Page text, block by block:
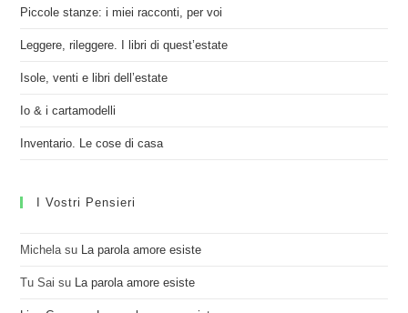
Piccole stanze: i miei racconti, per voi
Leggere, rileggere. I libri di quest’estate
Isole, venti e libri dell’estate
Io & i cartamodelli
Inventario. Le cose di casa
I Vostri Pensieri
Michela su La parola amore esiste
Tu Sai su La parola amore esiste